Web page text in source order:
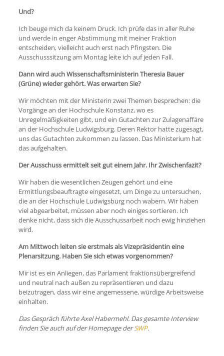
Und?
Ich beuge mich da keinem Druck. Ich prüfe das in aller Ruhe
und werde in enger Abstimmung mit meiner Fraktion
entscheiden, vielleicht auch erst nach Pfingsten. Die
Ausschusssitzung am Montag leite ich auf jeden Fall.
Dann wird auch Wissenschaftsministerin Theresia Bauer
(Grüne) wieder gehört. Was erwarten Sie?
Wir möchten mit der Ministerin zwei Themen besprechen: die
Vorgänge an der Hochschule Konstanz, wo es
Unregelmäßigkeiten gibt, und ein Gutachten zur Zulagenaffäre
an der Hochschule Ludwigsburg. Deren Rektor hatte zugesagt,
uns das Gutachten zukommen zu lassen. Das Ministerium hat
das aufgehalten.
Der Ausschuss ermittelt seit gut einem Jahr. Ihr Zwischenfazit?
Wir haben die wesentlichen Zeugen gehört und eine
Ermittlungsbeauftragte eingesetzt, um Dinge zu untersuchen,
die an der Hochschule Ludwigsburg noch wabern. Wir haben
viel abgearbeitet, müssen aber noch einiges sortieren. Ich
denke nicht, dass sich die Ausschussarbeit noch ewig hinziehen
wird.
Am Mittwoch leiten sie erstmals als Vizepräsidentin eine
Plenarsitzung. Haben Sie sich etwas vorgenommen?
Mir ist es ein Anliegen, das Parlament fraktionsübergreifend
und neutral nach außen zu repräsentieren und dazu
beizutragen, dass wir eine angemessene, würdige Arbeitsweise
einhalten.
Das Gespräch führte Axel Habermehl. Das gesamte Interview
finden Sie auch auf der Homepage derSWP.